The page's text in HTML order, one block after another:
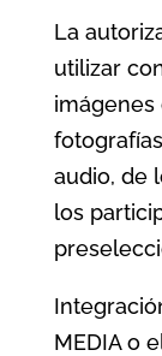
La
utilizar
imágenes
audio, de
los
MEDIA o